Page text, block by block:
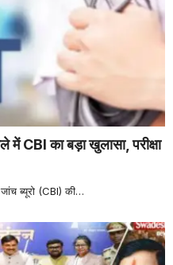
CBI का बड़ा खुलासा, परीक्षा
ब्यूरो (CBI) की…